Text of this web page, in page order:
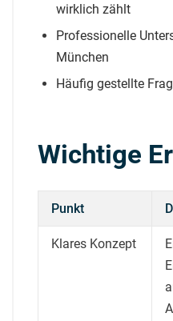
wirklich zählt
Professionelle
München
Häufig gestellte
Wichtige
Punkt
Klares Konzept